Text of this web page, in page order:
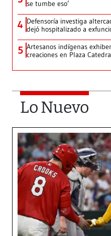
se tumbe eso’
4 Defensoría investiga
dejó hospitalizado a
5 Artesanos indígenas
creaciones en Plaza
Lo Nuevo